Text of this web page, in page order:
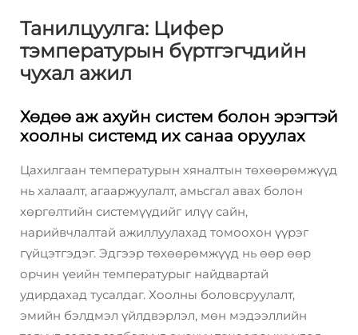
Танилцуулга: Цифер
тэмпературын бүртгэгчдийн
чухал ажил
Хөдөө аж ахуйн систем болон эрэгтэй
хоолны системд их санаа оруулах
Цахилгаан температурын хяналтын төхөөрөмжүүд
нь халаалт, агааржуулалт, амьсгал авах болон
хөргөлтийн системүүдийг илүү сайн,
нарийвчлалтай ажиллуулахад томоохон үүрэг
гүйцэтгэдэг. Эдгээр төхөөрөмжүүд нь өөр өөр
орчин үеийн температурыг найдвартай
удирдахад тусалдаг. Хоолны боловсруулалт,
эмийн бэлдмэл үйлдвэрлэл, мөн мэдээллийн